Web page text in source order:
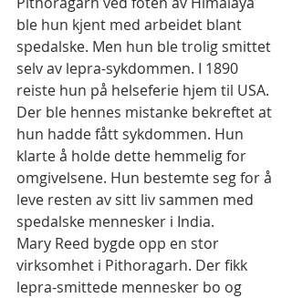
ble hun kjent med arbeidet blant
spedalske. Men hun ble trolig smittet
selv av lepra-sykdommen. I 1890
reiste hun på helseferie hjem til USA.
Der ble hennes mistanke bekreftet at
hun hadde fått sykdommen. Hun
klarte å holde dette hemmelig for
omgivelsene. Hun bestemte seg for å
leve resten av sitt liv sammen med
spedalske mennesker i India.
Mary Reed bygde opp en stor
virksomhet i Pithoragarh. Der fikk
lepra-smittede mennesker bo og